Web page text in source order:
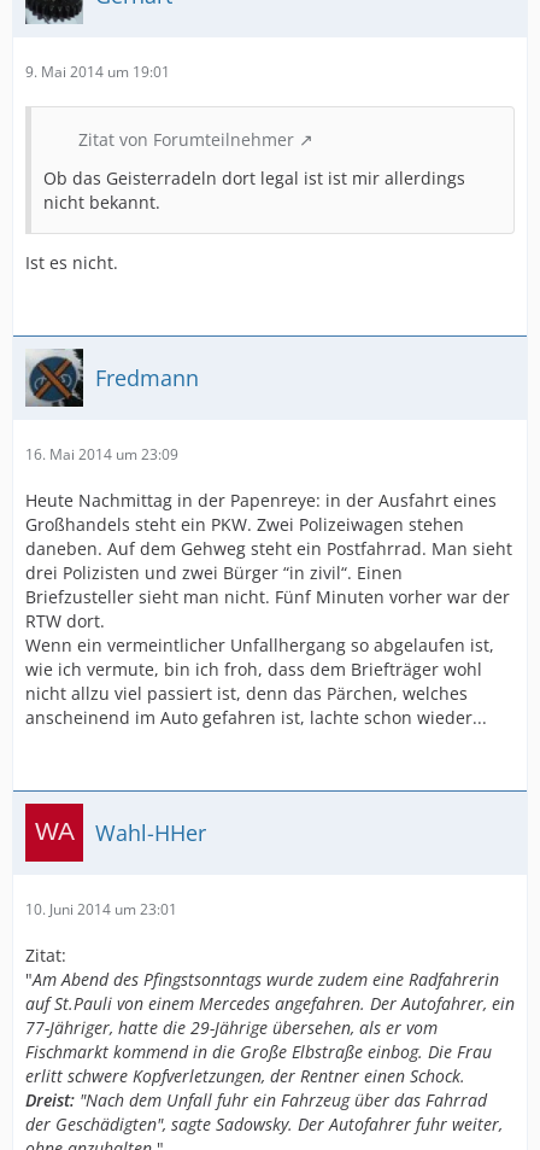
9. Mai 2014 um 19:01
Zitat von Forumteilnehmer
Ob das Geisterradeln dort legal ist ist mir allerdings
nicht bekannt.
Ist es nicht.
Fredmann
16. Mai 2014 um 23:09
Heute Nachmittag in der Papenreye: in der Ausfahrt eines
Großhandels steht ein PKW. Zwei Polizeiwagen stehen
daneben. Auf dem Gehweg steht ein Postfahrrad. Man sieht
drei Polizisten und zwei Bürger “in zivil“. Einen
Briefzusteller sieht man nicht. Fünf Minuten vorher war der
RTW dort.
Wenn ein vermeintlicher Unfallhergang so abgelaufen ist,
wie ich vermute, bin ich froh, dass dem Briefträger wohl
nicht allzu viel passiert ist, denn das Pärchen, welches
anscheinend im Auto gefahren ist, lachte schon wieder...
Wahl-HHer
10. Juni 2014 um 23:01
Zitat:
"Am Abend des Pfingstsonntags wurde zudem eine Radfahrerin
auf St.Pauli von einem Mercedes angefahren. Der Autofahrer, ein
77-Jähriger, hatte die 29-Jährige übersehen, als er vom
Fischmarkt kommend in die Große Elbstraße einbog. Die Frau
erlitt schwere Kopfverletzungen, der Rentner einen Schock.
Dreist: "Nach dem Unfall fuhr ein Fahrzeug über das Fahrrad
der Geschädigten", sagte Sadowsky. Der Autofahrer fuhr weiter,